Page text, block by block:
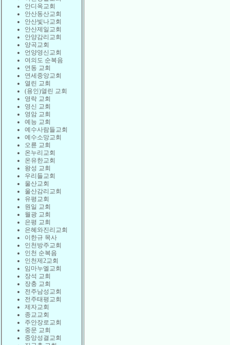
안디옥교회
안산동산교회
안산빛나교회
안산제일교회
안양감리교회
양곡교회
언양영신교회
여의도 순복음
연동 교회
연세중앙교회
열린 교회
(용인)열린 교회
영락 교회
영신 교회
영암 교회
예능 교회
예수사람들교회
예수소망교회
오륜 교회
온누리교회
온유한교회
왕성 교회
우리들교회
울산교회
울산감리교회
유평교회
원일 교회
월광 교회
은평 교회
은혜와진리교회
이한규 목사
인천방주교회
인천 순복음
인천제2교회
임마누엘교회
장석 교회
장충 교회
전주남성교회
전주태평교회
제자교회
종교교회
주안장로교회
중문 교회
중앙성결교회